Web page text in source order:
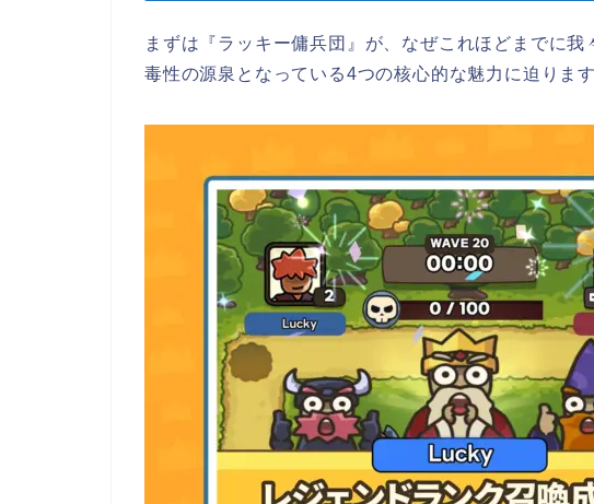
まずは『ラッキー傭兵団』が、なぜこれほどまでに
毒性の源泉となっている4つの核心的な魅力に迫ります